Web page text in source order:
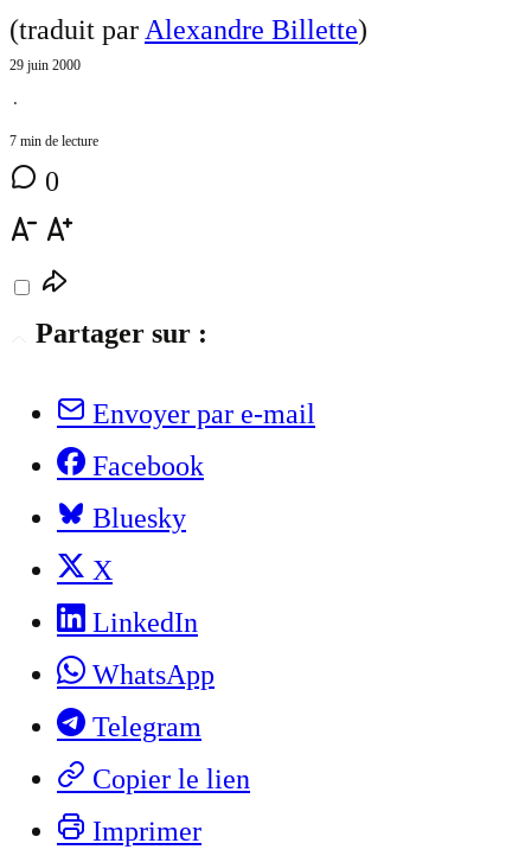
(traduit parAlexandre Billette)
29 juin 2000
⋅
7 min de lecture
0
Partager sur :
Envoyer par e-mail
Facebook
Bluesky
X
LinkedIn
WhatsApp
Telegram
Copier le lien
Imprimer